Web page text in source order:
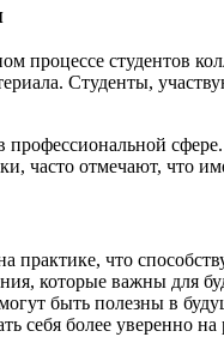
процессе студентов
Студенты,
часто отмечают, что
практике, что
которые важны для
быть полезны в
себя более уверенно на